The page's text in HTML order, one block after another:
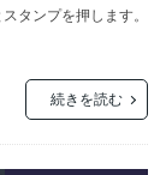
タンプを押します。
続きを読む